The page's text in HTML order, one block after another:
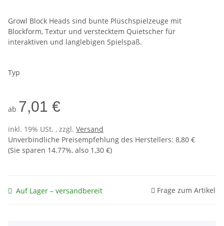
Growl Block Heads sind bunte Plüschspielzeuge mit
Blockform, Textur und verstecktem Quietscher für
interaktiven und langlebigen Spielspaß.
Typ
ab 7,01 €
inkl. 19% USt. , zzgl. Versand
Unverbindliche Preisempfehlung des Herstellers: 8,80 €
(Sie sparen 14.77%, also 1,30 €)
Auf Lager – versandbereit Frage zum Artikel